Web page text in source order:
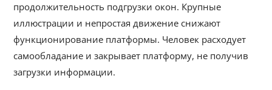
продолжительность подгрузки окон. Крупные
иллюстрации и непростая движение снижают
функционирование платформы. Человек расходует
самообладание и закрывает платформу, не получив
загрузки информации.